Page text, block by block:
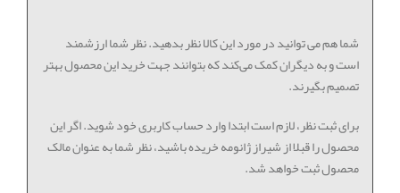
شما هم می توانید در مورد این کالا نظر بدهید. نظر شما ارزشمند
است و به دیگران کمک می‌کند که بتوانند جهت خرید این محصول بهتر
تصمیم بگیرند.
برای ثبت نظر، لازم است ابتدا وارد حساب کاربری خود شوید. اگر این
محصول را قبلا از شیراز ژانومه خریده باشید، نظر شما به عنوان مالک
محصول ثبت خواهد شد.